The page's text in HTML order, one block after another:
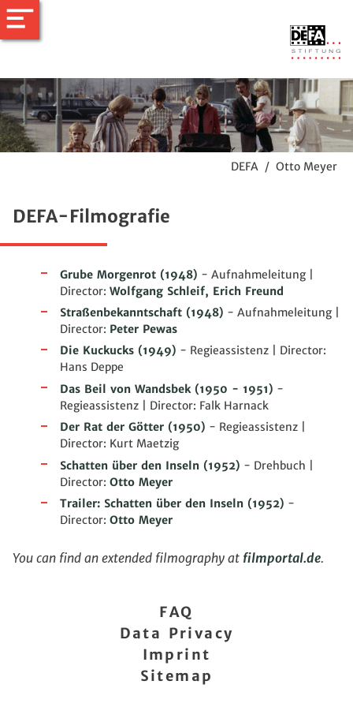
DEFA / Otto Meyer
DEFA-Filmografie
Grube Morgenrot (1948) - Aufnahmeleitung |
Director: Wolfgang Schleif, Erich Freund
Straßenbekanntschaft (1948) - Aufnahmeleitung |
Director: Peter Pewas
Die Kuckucks (1949) - Regieassistenz | Director:
Hans Deppe
Das Beil von Wandsbek(1950 - 1951) -
Regieassistenz | Director: Falk Harnack
Der Rat der Götter (1950) - Regieassistenz |
Director: Kurt Maetzig
Schatten über den Inseln (1952) - Drehbuch |
Director: Otto Meyer
Trailer: Schatten über den Inseln (1952) -
Director: Otto Meyer
You can find an extended filmography at filmportal.de.
FAQ
Data Privacy
Imprint
Sitemap